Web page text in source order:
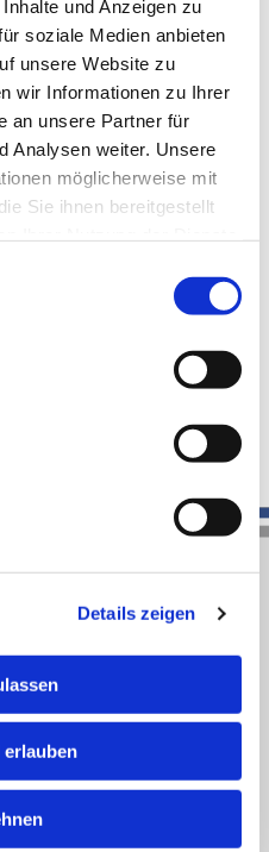
und Anzeigen zu
soziale Medien anbieten
unsere Website zu
wir Informationen zu Ihrer
an unsere Partner für
Analysen weiter. Unsere
möglicherweise mit
Sie ihnen bereitgestellt
Details zeigen
der
Lohnfortzahlungen im
weiteren Themen rund um
Wunsch bereiten wir die Lohn-
und
vor, sodass Sie diese nur
freigeben müssen.
wir Sie bei Lohnsteuer-
die Deutsche
den gesetzlichen Vorgaben der
im Mittelpunkt, deshalb
berthold.de